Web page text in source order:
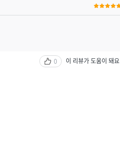
0 이 리뷰가 도움이 돼요